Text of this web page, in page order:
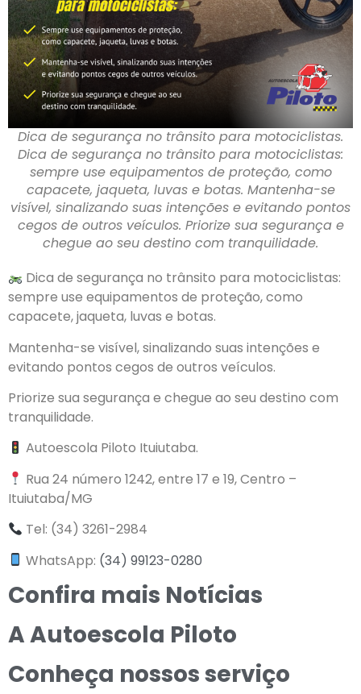
Dica de segurança no trânsito para motociclistas.
Dica de segurança no trânsito para motociclistas:
sempre use equipamentos de proteção, como
capacete, jaqueta, luvas e botas. Mantenha-se
visível, sinalizando suas intenções e evitando pontos
cegos de outros veículos. Priorize sua segurança e
chegue ao seu destino com tranquilidade.
Dica de segurança no trânsito para motociclistas:
sempre use equipamentos de proteção, como
capacete, jaqueta, luvas e botas.
Mantenha-se visível, sinalizando suas intenções e
evitando pontos cegos de outros veículos.
Priorize sua segurança e chegue ao seu destino com
tranquilidade.
Autoescola Piloto Ituiutaba.
Rua 24 número 1242, entre 17 e 19, Centro –
Ituiutaba/MG
Tel: (34) 3261-2984
WhatsApp: (34) 99123-0280
Confira mais Notícias
A Autoescola Piloto
Conheça nossos serviço